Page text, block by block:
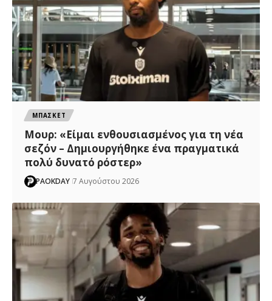
ΜΠΑΣΚΕΤ
Μουρ: «Είμαι ενθουσιασμένος για τη νέα
σεζόν – Δημιουργήθηκε ένα πραγματικά
πολύ δυνατό ρόστερ»
PAOKDAY 7 Αυγούστου 2026